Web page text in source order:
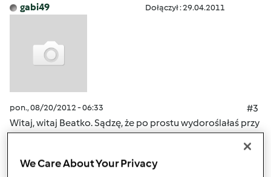
gabi49 Dołączył : 29.04.2011
pon., 08/20/2012 - 06:33
#3
Witaj, witaj Beatko. Sądzę, że po prostu wydoroślałaś przy
thermomixie, masz swoją rodzne i wiesz z doswiadczenia
co to jest w kuchni Thermomix. Brawo ! Działaj! Czekamy
na Twoje przepisy.
We Care About Your Privacy